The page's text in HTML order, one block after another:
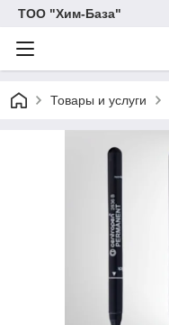
ТОО "Хим-База"
Товары и услуги